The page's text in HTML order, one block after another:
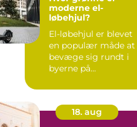
moderne el-
løbehjul?
El-løbehjul er blevet
en populær måde at
bevæge sig rundt i
byerne på...
18. aug